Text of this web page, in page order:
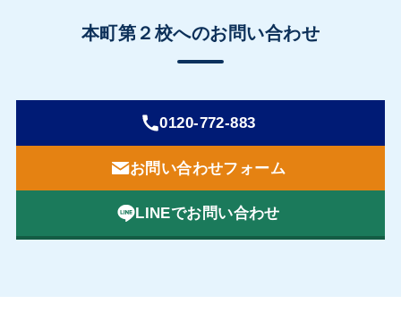
本町第２校へのお問い合わせ
0120-772-883
お問い合わせフォーム
LINEでお問い合わせ